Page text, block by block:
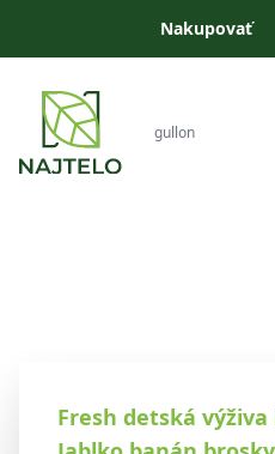
Nakupovať
Fresh detská